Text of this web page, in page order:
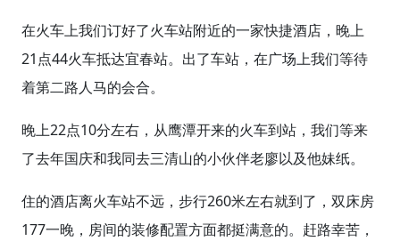
在火车上我们订好了火车站附近的一家快捷酒店，晚上
21点44火车抵达宜春站。出了车站，在广场上我们等待
着第二路人马的会合。
晚上22点10分左右，从鹰潭开来的火车到站，我们等来
了去年国庆和我同去三清山的小伙伴老廖以及他妹纸。
住的酒店离火车站不远，步行260米左右就到了，双床房
177一晚，房间的装修配置方面都挺满意的。赶路幸苦，